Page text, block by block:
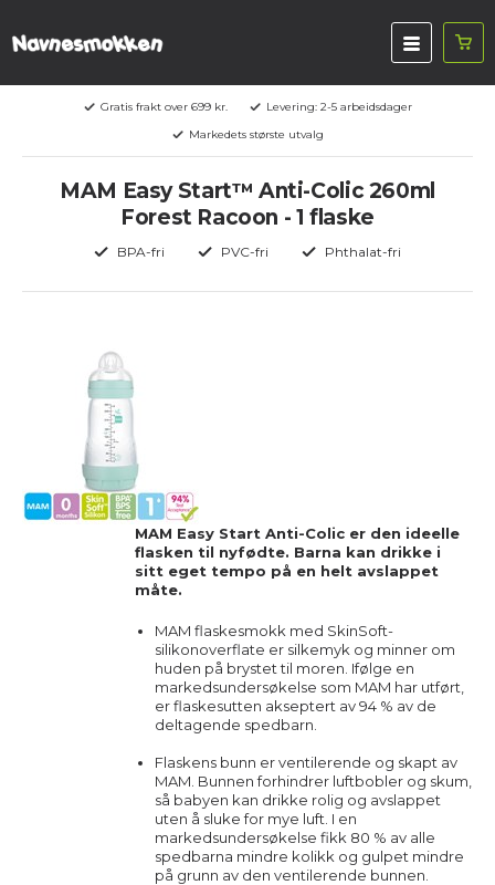
Gratis frakt over 699 kr.
Levering: 2-5 arbeidsdager
Markedets største utvalg
MAM Easy Start™ Anti-Colic 260ml
Forest Racoon - 1 flaske
BPA-fri PVC-fri Phthalat-fri
MAM Easy Start Anti-Colic er den ideelle
flasken til nyfødte. Barna kan drikke i
sitt eget tempo på en helt avslappet
måte.
MAM flaskesmokk med SkinSoft-
silikonoverflate er silkemyk og minner om
huden på brystet til moren. Ifølge en
markedsundersøkelse som MAM har utført,
er flaskesutten akseptert av 94 % av de
deltagende spedbarn.
Flaskens bunn er ventilerende og skapt av
MAM. Bunnen forhindrer luftbobler og skum,
så babyen kan drikke rolig og avslappet
uten å sluke for mye luft. I en
markedsundersøkelse fikk 80 % av alle
spedbarna mindre kolikk og gulpet mindre
på grunn av den ventilerende bunnen.